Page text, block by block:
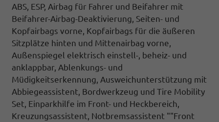
ABS, ESP, Airbag für Fahrer und Beifahrer mit
Beifahrer-Airbag-Deaktivierung, Seiten- und
Kopfairbags vorne, Kopfairbags für die äußeren
Sitzplätze hinten und Mittenairbag vorne,
Außenspiegel elektrisch einstell-, beheiz- und
anklappbar, Ablenkungs- und
Müdigkeitserkennung, Ausweichunterstützung mit
Abbiegeassistent, Bordwerkzeug und Tire Mobility
Set, Einparkhilfe im Front- und Heckbereich,
Kreuzungsassistent, Notbremsassistent ""Front